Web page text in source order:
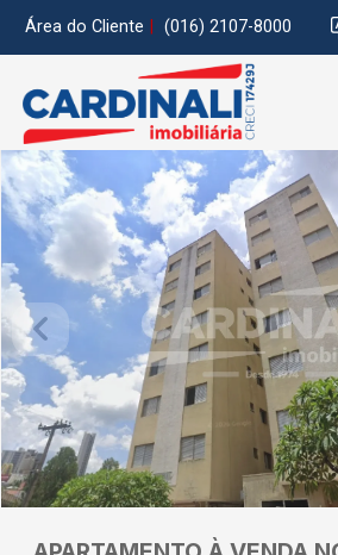
Área do Cliente (016) 2107-8000